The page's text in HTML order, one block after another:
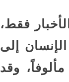
فقط،
إلى
وقد